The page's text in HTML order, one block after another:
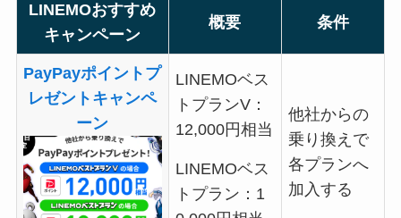
LINEMOおすすめ
キャンペーン
概要 条件
PayPayポイントプ
レゼントキャンペ
ーン
LINEMOベス
トプランV：
12,000円相当
LINEMOベス
トプラン：1
他社からの
乗り換えで
各プランへ
加入する